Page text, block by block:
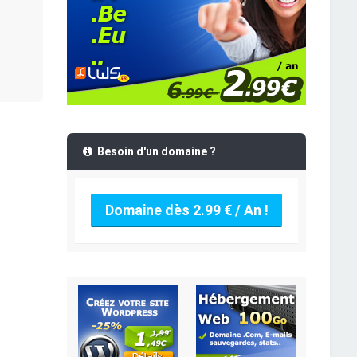
Besoin d'un domaine ?
Domaine dès 2.99 € / An !